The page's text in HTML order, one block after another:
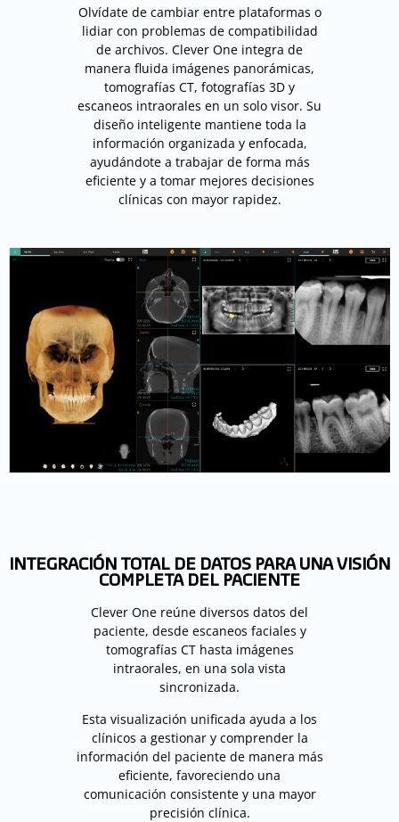
Olvídate de cambiar entre plataformas o
lidiar con problemas de compatibilidad
de archivos. Clever One integra de
manera fluida imágenes panorámicas,
tomografías CT, fotografías 3D y
escaneos intraorales en un solo visor. Su
diseño inteligente mantiene toda la
información organizada y enfocada,
ayudándote a trabajar de forma más
eficiente y a tomar mejores decisiones
clínicas con mayor rapidez.
INTEGRACIÓN TOTAL DE DATOS PARA UNA VISIÓN
COMPLETA DEL PACIENTE
Clever One reúne diversos datos del
paciente, desde escaneos faciales y
tomografías CT hasta imágenes
intraorales, en una sola vista
sincronizada.
Esta visualización unificada ayuda a los
clínicos a gestionar y comprender la
información del paciente de manera más
eficiente, favoreciendo una
comunicación consistente y una mayor
precisión clínica.